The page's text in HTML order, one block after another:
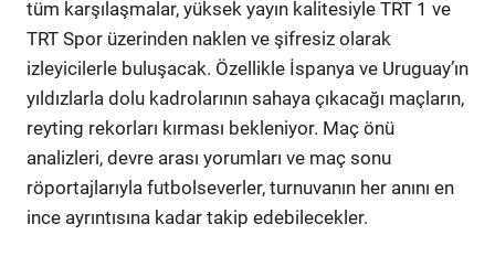
tüm karşılaşmalar, yüksek yayın kalitesiyle TRT 1 ve
TRT Spor üzerinden naklen ve şifresiz olarak
izleyicilerle buluşacak. Özellikle İspanya ve Uruguay’ın
yıldızlarla dolu kadrolarının sahaya çıkacağı maçların,
reyting rekorları kırması bekleniyor. Maç önü
analizleri, devre arası yorumları ve maç sonu
röportajlarıyla futbolseverler, turnuvanın her anını en
ince ayrıntısına kadar takip edebilecekler.